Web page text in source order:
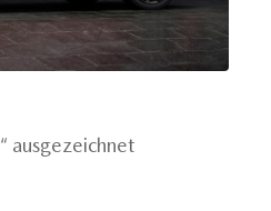
ausgezeichnet